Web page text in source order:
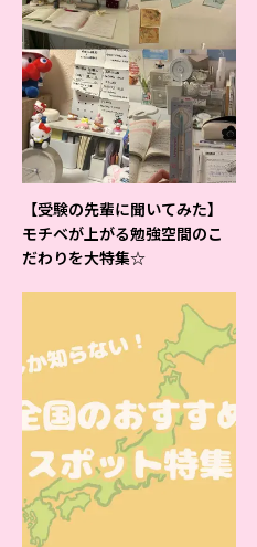
【受験の先輩に聞いてみた】
モチベが上がる勉強空間のこ
だわりを大特集☆